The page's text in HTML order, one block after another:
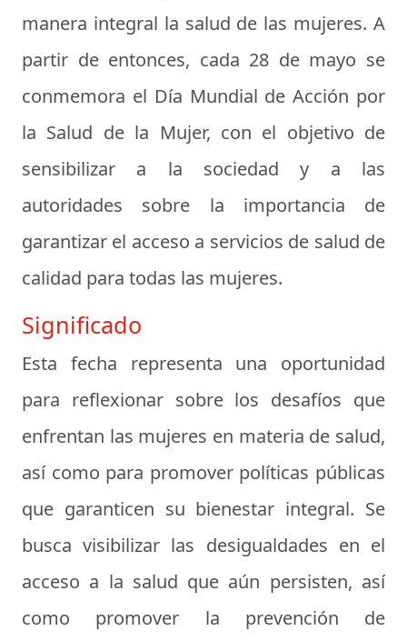
manera integral la salud de las mujeres. A
partir de entonces, cada 28 de mayo se
conmemora el Día Mundial de Acción por
la Salud de la Mujer, con el objetivo de
sensibilizar a la sociedad y a las
autoridades sobre la importancia de
garantizar el acceso a servicios de salud de
calidad para todas las mujeres.
Significado
Esta fecha representa una oportunidad
para reflexionar sobre los desafíos que
enfrentan las mujeres en materia de salud,
así como para promover políticas públicas
que garanticen su bienestar integral. Se
busca visibilizar las desigualdades en el
acceso a la salud que aún persisten, así
como promover la prevención de